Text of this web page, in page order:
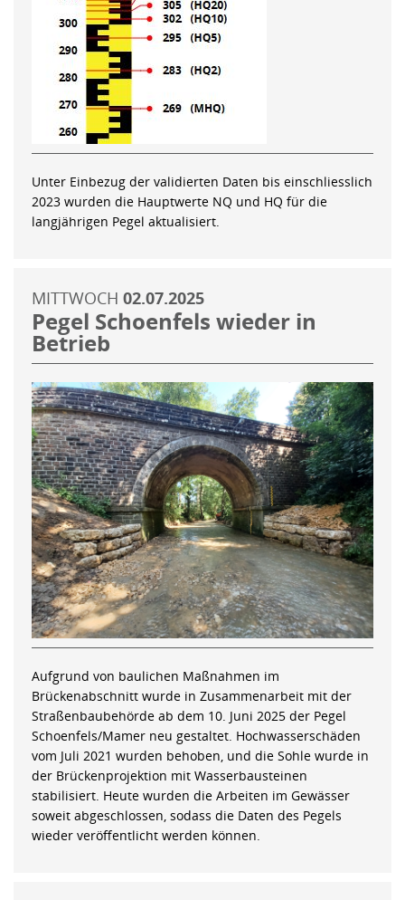
Unter Einbezug der validierten Daten bis einschliesslich
2023 wurden die Hauptwerte NQ und HQ für die
langjährigen Pegel aktualisiert.
MITTWOCH 02.07.2025
Pegel Schoenfels wieder in
Betrieb
Aufgrund von baulichen Maßnahmen im
Brückenabschnitt wurde in Zusammenarbeit mit der
Straßenbaubehörde ab dem 10. Juni 2025 der Pegel
Schoenfels/Mamer neu gestaltet. Hochwasserschäden
vom Juli 2021 wurden behoben, und die Sohle wurde in
der Brückenprojektion mit Wasserbausteinen
stabilisiert. Heute wurden die Arbeiten im Gewässer
soweit abgeschlossen, sodass die Daten des Pegels
wieder veröffentlicht werden können.